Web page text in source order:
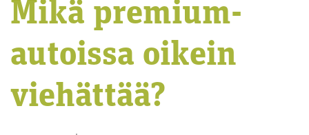
Mikä premium-
autoissa oikein
viehättää?